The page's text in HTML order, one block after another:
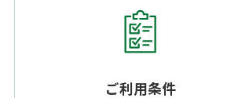
ご利用条件